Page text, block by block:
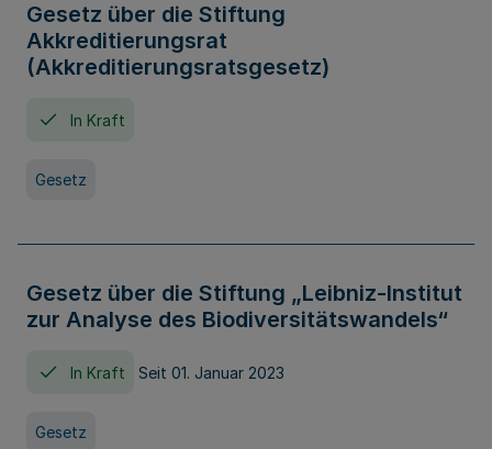
Gesetz über die Stiftung
Akkreditierungsrat
(Akkreditierungsratsgesetz)
In Kraft
Gesetz
Gesetz über die Stiftung „Leibniz-Institut
zur Analyse des Biodiversitätswandels“
In Kraft Seit 01. Januar 2023
Gesetz